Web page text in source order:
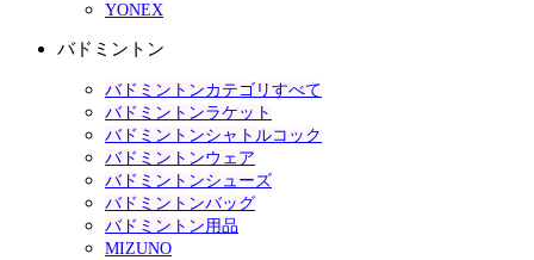
YONEX
バドミントン
バドミントンカテゴリすべて
バドミントンラケット
バドミントンシャトルコック
バドミントンウェア
バドミントンシューズ
バドミントンバッグ
バドミントン用品
MIZUNO